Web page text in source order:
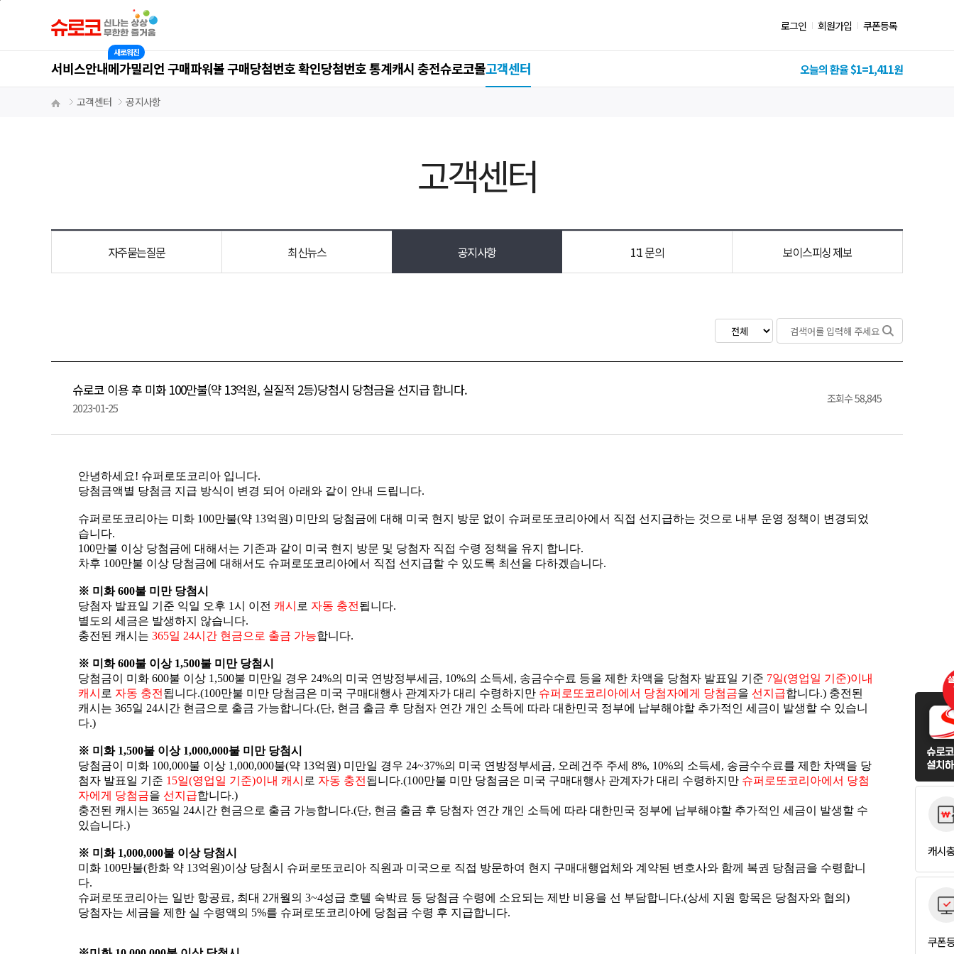
유틸리티
메뉴
로그인 회원가입 쿠폰등록
대메뉴
서비스안내메가밀리언 구매
새로워진
파워볼 구매당첨번호 확인당첨번호 통계캐시 충전슈로코몰고객센터 오늘의 환율$1=1,411원
캐시
쿠폰
고객센터 공지사항
고객센터
자주묻는질문 최신뉴스 공지사항 1:1 문의 보이스피싱 제보
검색
슈로코 이용 후 미화 100만불(약 13억원, 실질적 2등)당첨시 당첨금을 선지급 합니다.
2023-01-25
조회수58,845